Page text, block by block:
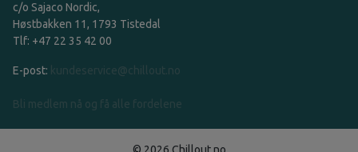
c/o Sajaco Nordic,
Høstbakken 11, 1793 Tistedal
Tlf: +47 22 35 42 00
E-post: kundeservice@chillout.no
Bli medlem nå og få alle fordelene